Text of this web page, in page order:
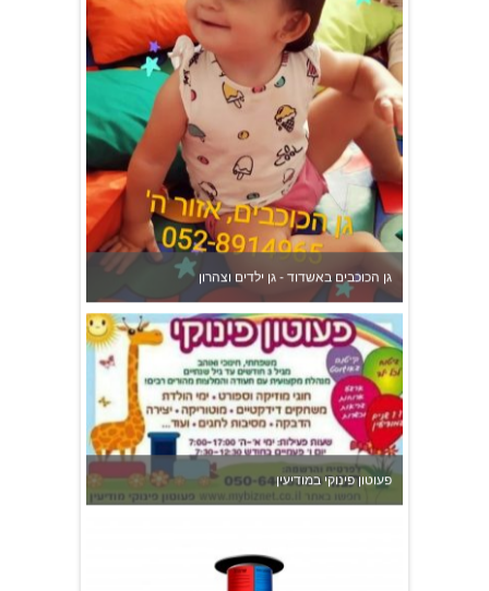
גן הכוכבים באשדוד - גן ילדים וצהרון
פעוטון פינוקי במודיעין